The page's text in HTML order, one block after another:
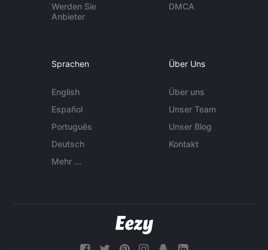
Werden Sie
Anbieter
DMCA
Sprachen
English
Español
Português
Deutsch
Mehr ...
Über Uns
Über uns
Unser Team
Unser Blog
Kontakt